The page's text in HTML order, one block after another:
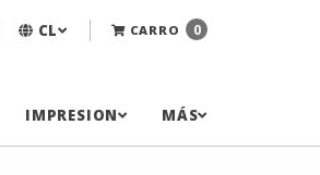
CL CARRO 0
IMPRESION MÁS